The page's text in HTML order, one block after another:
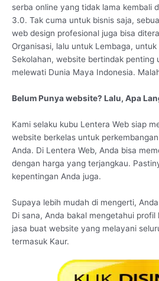
serba online yang tidak lama kembali
3.0. Tak cuma untuk bisnis saja,
web design profesional juga bisa
Organisasi, lalu untuk Lembaga,
Sekolahan, website bertindak penting
melewati Dunia Maya Indonesia.
Belum Punya website? Lalu, Apa
Kami selaku kubu Lentera Web siap
website berkelas untuk
Anda. Di Lentera Web, Anda bisa
dengan harga yang terjangkau.
kepentingan Anda juga.
Supaya lebih mudah di mengerti,
Di sana, Anda bakal mengetahui profil
jasa buat website yang melayani
termasuk Kaur.